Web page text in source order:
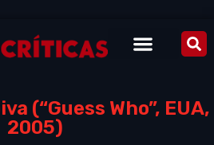
(“Guess Who”, EUA,
2005)